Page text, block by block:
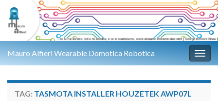
Mauro Alfieri Wearable Domotica Robotica
TAG: TASMOTA INSTALLER HOUZETEK AWP07L